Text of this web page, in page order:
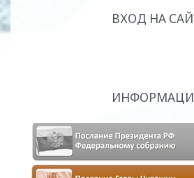
ВХОД НА